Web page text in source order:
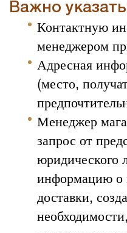
Важно
Контактную
менеджером
Адресная
(место,
Менеджер
запрос от
юридического
информацию о
доставки,